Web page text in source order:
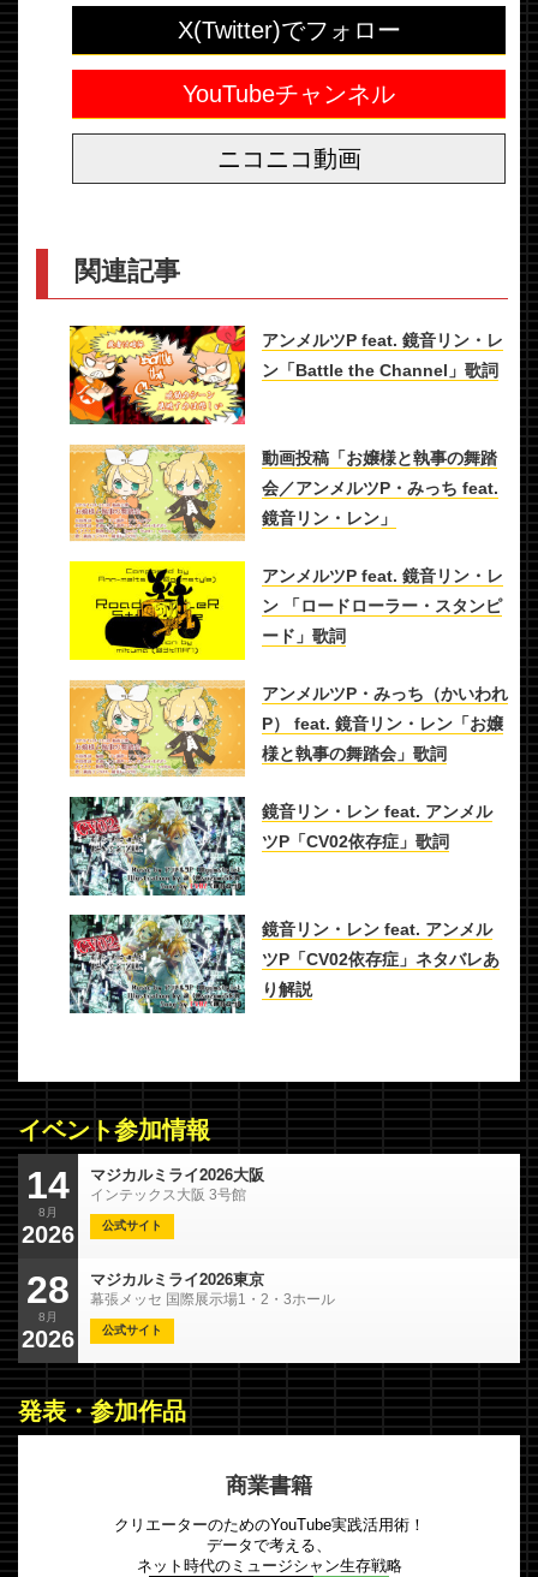
X(Twitter)でフォロー
YouTubeチャンネル
ニコニコ動画
関連記事
アンメルツP feat. 鏡音リン・レ
ン「Battle the Channel」歌詞
動画投稿「お嬢様と執事の舞踏
会／アンメルツP・みっち feat.
鏡音リン・レン」
アンメルツP feat. 鏡音リン・レ
ン 「ロードローラー・スタンピ
ード」歌詞
アンメルツP・みっち（かいわれ
P） feat. 鏡音リン・レン「お嬢
様と執事の舞踏会」歌詞
鏡音リン・レン feat. アンメル
ツP「CV02依存症」歌詞
鏡音リン・レン feat. アンメル
ツP「CV02依存症」ネタバレあ
り解説
イベント参加情報
14
8月
2026
マジカルミライ2026大阪
インテックス大阪 3号館
公式サイト
28
8月
2026
マジカルミライ2026東京
幕張メッセ 国際展示場1・2・3ホール
公式サイト
発表・参加作品
商業書籍
クリエーターのためのYouTube実践活用術！
データで考える、
ネット時代のミュージシャン生存戦略